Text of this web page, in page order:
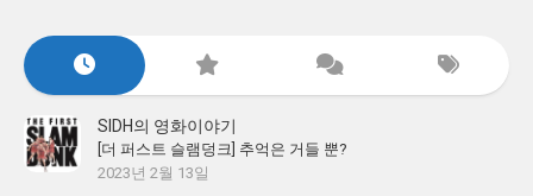
SIDH의 영화이야기
[더 퍼스트 슬램덩크] 추억은 거들 뿐?
2023년 2월 13일